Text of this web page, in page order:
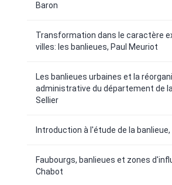
Baron
Transformation dans le caractère
villes: les banlieues, Paul Meuriot
Les banlieues urbaines et la
administrative du département de
Sellier
Introduction à l'étude de la banlieue,
Faubourgs, banlieues et zones
Chabot